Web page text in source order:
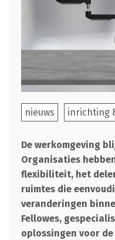
nieuws inrichting
De werkomgeving
Organisaties
flexibiliteit, het
ruimtes die
veranderingen
Fellowes,
oplossingen voor